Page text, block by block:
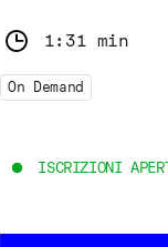
1:31 min
On Demand
ISCRIZIONI